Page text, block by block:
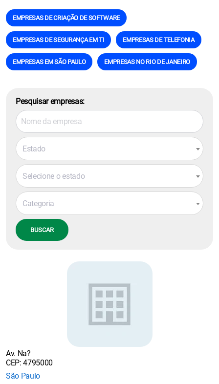
EMPRESAS DE CRIAÇÃO DE SOFTWARE
EMPRESAS DE SEGURANÇA EM TI EMPRESAS DE TELEFONIA
EMPRESAS EM SÃO PAULO EMPRESAS NO RIO DE JANEIRO
Pesquisar empresas:
Estado
Selecione o estado
Categoria
BUSCAR
Av. Na?
CEP: 4795000
São Paulo